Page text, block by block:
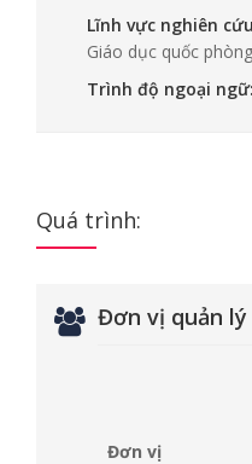
Lĩnh vực nghiên
Giáo dục quốc
Trình độ ngoại ngữ:
Quá trình:
Đơn vị quản lý
Đơn vị